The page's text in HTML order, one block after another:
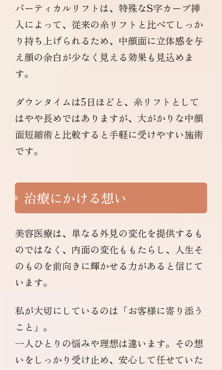
バーティカルリフトは、特殊なS字カーブ挿
入によって、従来の糸リフトと比べてしっか
り持ち上げられるため、中顔面に立体感を与
え顔の余白が少なく見える効果も見込めま
す。
ダウンタイムは5日ほどと、糸リフトとして
はやや長めではありますが、大がかりな中顔
面短縮術と比較すると手軽に受けやすい施術
です。
治療にかける想い
美容医療は、単なる外見の変化を提供するも
のではなく、内面の変化ももたらし、人生そ
のものを前向きに輝かせる力があると信じて
います。
私が大切にしているのは「お客様に寄り添う
こと」。
一人ひとりの悩みや理想は違います。その想
いをしっかり受け止め、安心して任せていた